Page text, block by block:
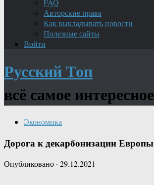
FAQ
Авторские права
Как выкладывать новости
Полезные сайты
Войти
Русский Топ
всё самое интересное
Экономика
Дорога к декарбонизации Европы
Опубликовано · 29.12.2021